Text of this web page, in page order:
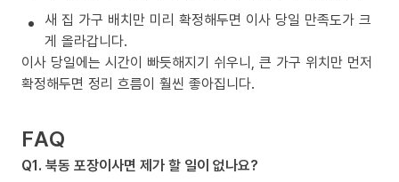
새 집 가구 배치만 미리 확정해두면 이사 당일 만족도가 크
게 올라갑니다.
이사 당일에는 시간이 빠듯해지기 쉬우니, 큰 가구 위치만 먼저
확정해두면 정리 흐름이 훨씬 좋아집니다.
FAQ
Q1. 북동 포장이사면 제가 할 일이 없나요?